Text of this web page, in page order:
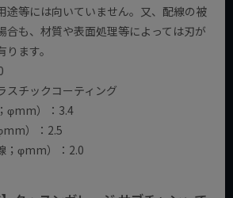
途等には向いていません。又、配線の被
合も、材質や表面処理等によっては刃が
ます。
チックコーティング
φmm）：3.4
）：2.5
；φmm）：2.0